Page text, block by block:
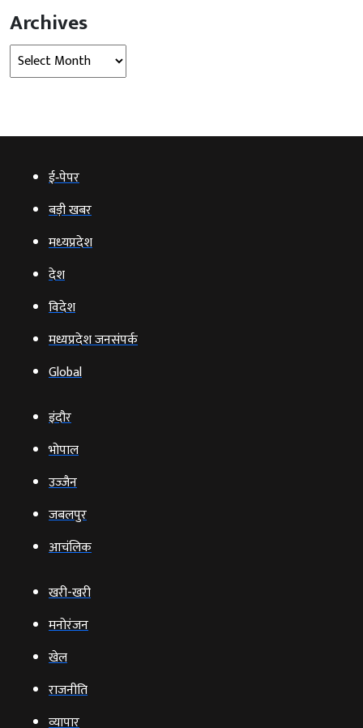
Archives
Archives
ई‑पेपर
बड़ी खबर
मध्‍यप्रदेश
देश
विदेश
मध्यप्रदेश जनसंपर्क
Global
इंदौर
भोपाल
उज्‍जैन
जबलपुर
आचंलिक
खरी-खरी
मनोरंजन
खेल
राजनीति
व्‍यापार